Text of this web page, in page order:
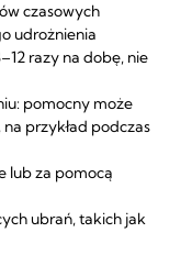
czasowych
udrożnienia
razy na dobę, nie
pomocny może
przykład podczas
lub za pomocą
ubrań, takich jak